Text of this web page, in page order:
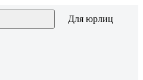
Для юрлиц